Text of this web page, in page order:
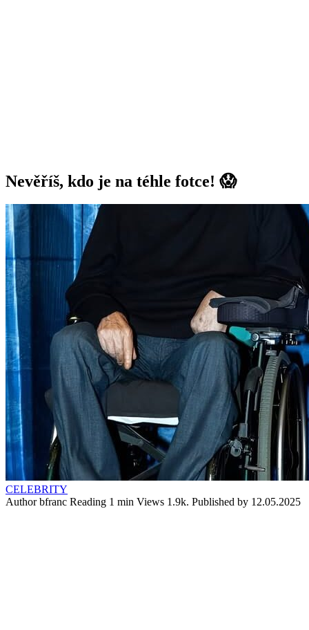
Nevěříš, kdo je na téhle fotce! 😱
CELEBRITY
Author bfranc Reading 1 min Views 1.9k. Published by 12.05.2025